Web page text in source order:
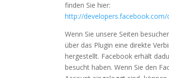
finden Sie hier:
http://
Wenn Sie unsere Seiten
über das Plugin eine direkte
hergestellt. Facebook erhält
besucht haben. Wenn Sie den